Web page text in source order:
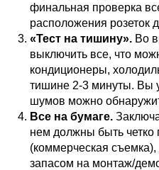
финальная проверка
расположения розеток
«Тест на тишину». Во
выключить все, что
кондиционеры,
тишине 2-3 минуты. Вы
шумов можно
Все на бумаге.
нем должны быть четко
(коммерческая
запасом на монтаж/